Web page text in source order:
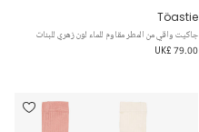
Töastie
جاكيت واقي من المطر مقاوم للماء لون زهري للبنات
UK£ 79.00